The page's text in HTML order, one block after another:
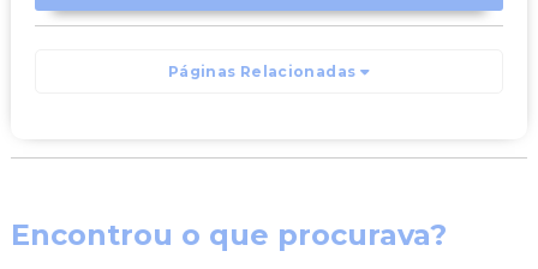
Páginas Relacionadas
Encontrou o que procurava?